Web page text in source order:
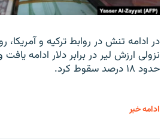
در ادامه تنش در روابط ترکیه و آمریکا،
نزولی ارزش لیر در برابر دلار ادامه
حدود ۱۸ درصد سقوط کرد.
ادامه خبر